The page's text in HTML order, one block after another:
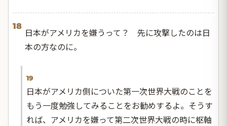
18
日本がアメリカを嫌うって？ 先に攻撃したのは日
本の方なのに。
19
日本がアメリカ側についた第一次世界大戦のことを
もう一度勉強してみることをお勧めするよ。そうす
れば、アメリカを嫌って第二次世界大戦の時に枢軸